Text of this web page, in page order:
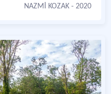
NAZMİ KOZAK - 2020